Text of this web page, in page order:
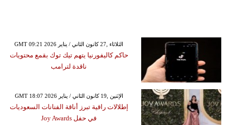
GMT 09:21 2026 الثلاثاء ,27 كانون الثاني / يناير
حاكم كاليفورنيا يتهم تيك توك بقمع محتويات
ناقدة لترامب
GMT 18:07 2026 الإثنين ,19 كانون الثاني / يناير
إطلالات راقية تبرز أناقة الفنانات السعوديات
في حفل Joy Awards